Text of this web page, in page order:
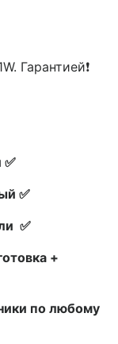
Гарантией❗
✅
✅
+
по любому